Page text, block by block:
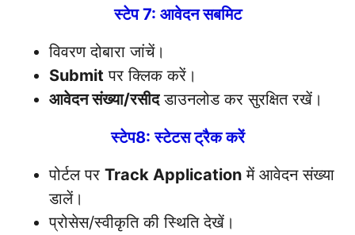
स्टेप 7: आवेदन सबमिट
विवरण दोबारा जांचें।
Submit पर क्लिक करें।
आवेदन संख्या/रसीदडाउनलोड कर सुरक्षित रखें।
स्टेप8: स्टेटस ट्रैक करें
पोर्टल पर Track Application में आवेदन संख्या
डालें।
प्रोसेस/स्वीकृति की स्थिति देखें।